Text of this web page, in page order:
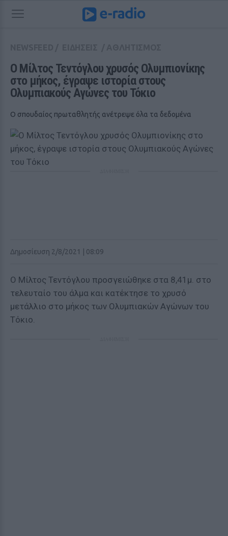
Ο Μίλτος Τεντόγλου χρυσός Ολυμπιονίκης
στο μήκος, έγραψε ιστορία στους
Ολυμπιακούς Αγώνες του Τόκιο
O σπουδαίος πρωταθλητής ανέτρεψε όλα τα δεδομένα
Δημοσίευση 2/8/2021 | 08:09
Ο Μίλτος Τεντόγλου προσγειώθηκε στα 8,41μ. στο
τελευταίο του άλμα και κατέκτησε το χρυσό
μετάλλιο στο μήκος των Ολυμπιακών Αγώνων του
Τόκιο.